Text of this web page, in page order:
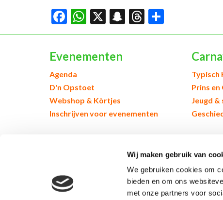
Wij maken gebruik van
We gebruiken cookies om
bieden en om ons
met onze partners voor
Facebook
WhatsApp
X Snapchat
Threads
Evenementen
Agenda
D'n Opstoet
Webshop & Kòrtjes
Inschrijven voor evenementen
Typisch
Prins en
Jeugd &
© 2026 Kruikenstad. Product van2manydots